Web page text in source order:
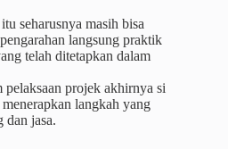
seharusnya masih bisa
langsung praktik
telah ditetapkan dalam
pelaksaan projek akhirnya si
langkah yang
dan jasa.